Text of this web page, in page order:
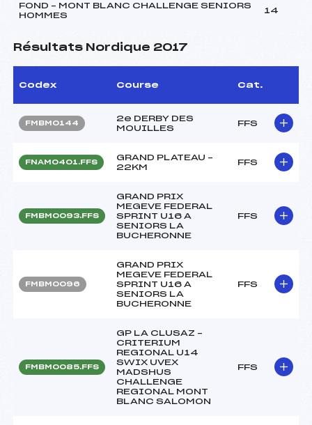
FOND – MONT BLANC CHALLENGE SENIORS
HOMMES
14
Résultats Nordique 2017
Codex Course Cat.
FMBM0144
2e DERBY DES
MOUILLES
FFS
FNAM0401.FFS
GRAND PLATEAU –
22KM
FFS
FMBM0093.FFS
GRAND PRIX
MEGEVE FEDERAL
SPRINT U16 A
SENIORS LA
BUCHERONNE
FFS
FMBM0096
GRAND PRIX
MEGEVE FEDERAL
SPRINT U16 A
SENIORS LA
BUCHERONNE
FFS
FMBM0085.FFS
GP LA CLUSAZ –
CRITERIUM
REGIONAL U14
SWIX UVEX
MADSHUS
CHALLENGE
REGIONAL MONT
BLANC SALOMON
FFS